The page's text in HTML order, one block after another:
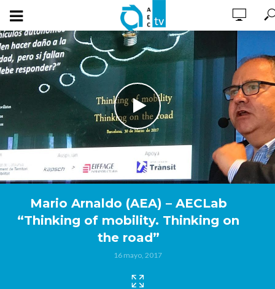
Mario Arnaldo (AEA) – AECLab
“Thinking of mobility. Thinking on
the road”
16 mayo, 2017